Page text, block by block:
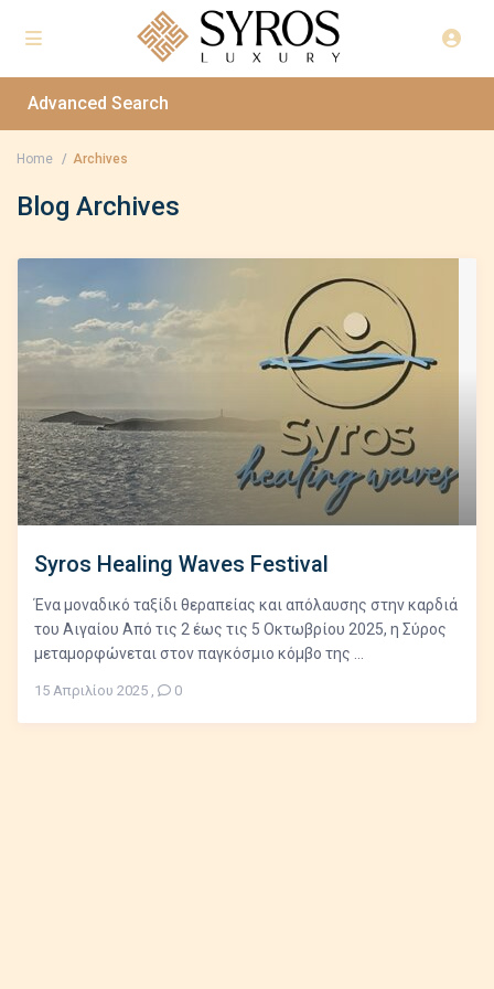
Advanced Search
Home Archives
Blog Archives
Syros Healing Waves Festival
Ένα μοναδικό ταξίδι θεραπείας και απόλαυσης στην καρδιά
του Αιγαίου Από τις 2 έως τις 5 Οκτωβρίου 2025, η Σύρος
μεταμορφώνεται στον παγκόσμιο κόμβο της ...
15 Απριλίου 2025 , 0